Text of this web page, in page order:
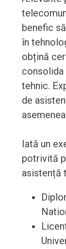
benefic
în
obțină
tehnic.
de
Iată un
potrivită
asistență